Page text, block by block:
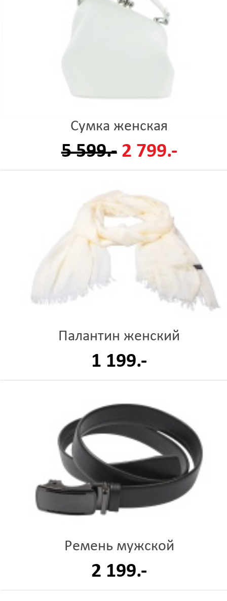
Сумка женская
5 599.- 2 799.-
Палантин женский
1 199.-
Ремень мужской
2 199.-